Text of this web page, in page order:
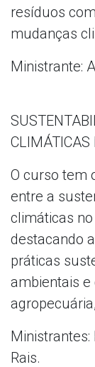
resíduos
mudanças
Ministrante:
CLIMÁTICAS
O curso tem
entre a
climáticas
destacando
práticas
ambientais e
Ministrantes:
Rais.